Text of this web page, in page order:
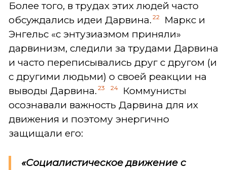
Более того, в трудах этих людей часто
обсуждались идеи Дарвина. 22
Маркс и
Энгельс «с энтузиазмом приняли»
дарвинизм, следили за трудами Дарвина
и часто переписывались друг с другом (и
с другими людьми) о своей реакции на
выводы Дарвина. 23 24
Коммунисты
осознавали важность Дарвина для их
движения и поэтому энергично
защищали его:
«Социалистическое движение с